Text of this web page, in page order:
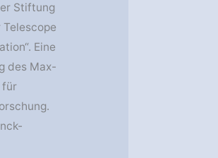
Stiftung
Telescope
Eine
des Max-
für